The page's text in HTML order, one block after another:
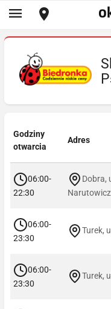
Godziny
otwarcia
Adres
06:00-
22:30
Dobra,
06:00-
23:30
Turek,
06:00-
23:30
Turek,